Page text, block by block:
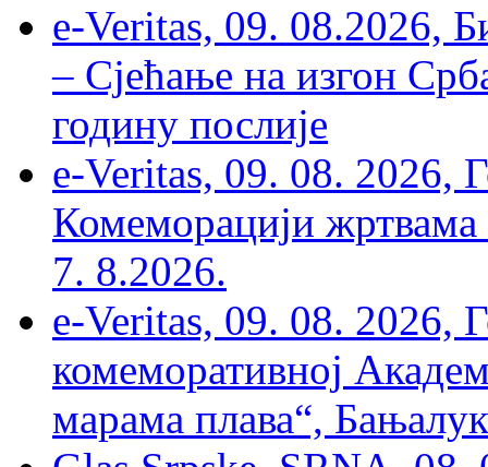
e-Veritas, 09. 08.2026,
– Сјећање на изгон
годину послије
e-Veritas, 09. 08. 2026,
Комеморацији жртвама
7. 8.2026.
e-Veritas, 09. 08. 2026,
комеморативној
марама плава“,